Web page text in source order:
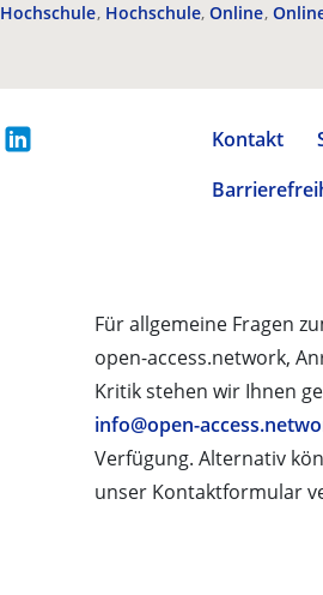
Hochschule Hochschule Online
Kontakt
Für allgemeine Fragen
open-access.network,
Kritik stehen wir Ihnen
info@open-
Verfügung. Alternativ
unser Kontaktformular